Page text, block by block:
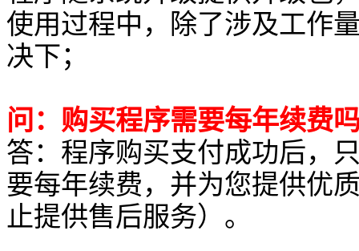
使用过程中，除了涉及工作
决下；
问：购买程序需要每年续费
答：程序购买支付成功后，
要每年续费，并为您提供优
止提供售后服务）。